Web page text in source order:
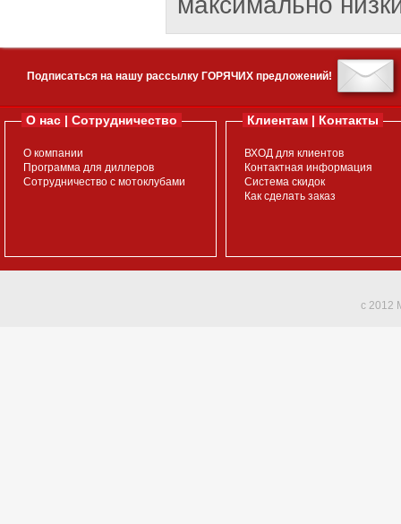
Подписаться на нашу рассылку ГОРЯЧИХ предложений!
О нас | Сотрудничество
О компании
Программа для диллеров
Сотрудничество с мотоклубами
Клиентам | Контакты
ВХОД для клиентов
Контактная информация
Система скидок
Как сделать заказ
c 2012